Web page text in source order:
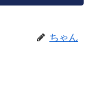
ちゃん